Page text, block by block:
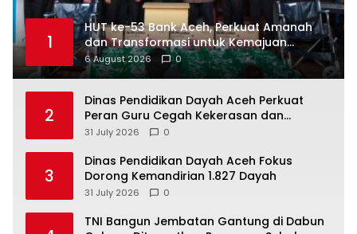
1
HUT ke-53 Bank Aceh, Perkuat Amanah
dan Transformasi untuk Kemajuan
Ekonomi Aceh
6 August 2026 0
2
Dinas Pendidikan Dayah Aceh Perkuat
Peran Guru Cegah Kekerasan dan
Perundungan di Lingkungan Santri
31 July 2026 0
3
Dinas Pendidikan Dayah Aceh Fokus
Dorong Kemandirian 1.827 Dayah
31 July 2026 0
TNI Bangun Jembatan Gantung di Dabun